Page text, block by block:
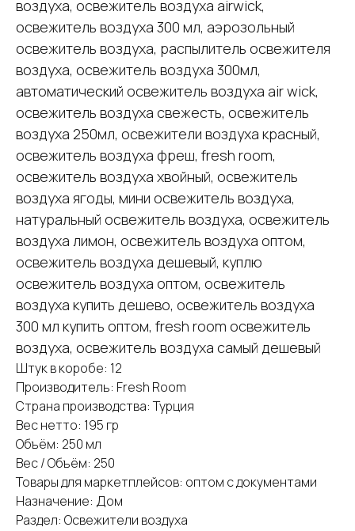
воздуха, освежитель воздуха airwick,
освежитель воздуха 300 мл, аэрозольный
освежитель воздуха, распылитель освежителя
воздуха, освежитель воздуха 300мл,
автоматический освежитель воздуха air wick,
освежитель воздуха свежесть, освежитель
воздуха 250мл, освежители воздуха красный,
освежитель воздуха фреш, fresh room,
освежитель воздуха хвойный, освежитель
воздуха ягоды, мини освежитель воздуха,
натуральный освежитель воздуха, освежитель
воздуха лимон, освежитель воздуха оптом,
освежитель воздуха дешевый, куплю
освежитель воздуха оптом, освежитель
воздуха купить дешево, освежитель воздуха
300 мл купить оптом, fresh room освежитель
воздуха, освежитель воздуха самый дешевый
Штук в коробе: 12
Производитель: Fresh Room
Страна производства: Турция
Вес нетто: 195 гр
Объём: 250 мл
Вес / Объём: 250
Товары для маркетплейсов: оптом с документами
Назначение: Дом
Раздел: Освежители воздуха